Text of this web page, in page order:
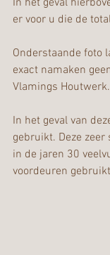
In het geval
er voor u die de
Onderstaande foto
exact namaken
Vlamings Houtwerk.
In het geval van
gebruikt. Deze
in de jaren 30
voordeuren